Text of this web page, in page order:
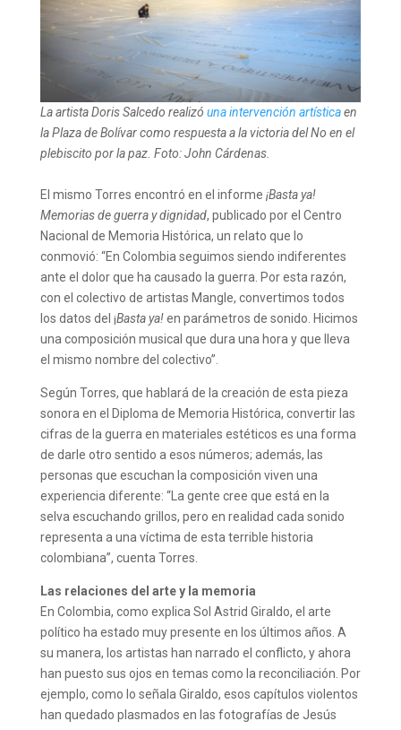
La artista Doris Salcedo realizó una intervención artísticaen
la Plaza de Bolívar como respuesta a la victoria del No en el
plebiscito por la paz. Foto: John Cárdenas.
El mismo Torres encontró en el informe ¡Basta ya!
Memorias de guerra y dignidad, publicado por el Centro
Nacional de Memoria Histórica, un relato que lo
conmovió: “En Colombia seguimos siendo indiferentes
ante el dolor que ha causado la guerra. Por esta razón,
con el colectivo de artistas Mangle, convertimos todos
los datos del ¡Basta ya!en parámetros de sonido. Hicimos
una composición musical que dura una hora y que lleva
el mismo nombre del colectivo”.
Según Torres, que hablará de la creación de esta pieza
sonora en el Diploma de Memoria Histórica, convertir las
cifras de la guerra en materiales estéticos es una forma
de darle otro sentido a esos números; además, las
personas que escuchan la composición viven una
experiencia diferente: “La gente cree que está en la
selva escuchando grillos, pero en realidad cada sonido
representa a una víctima de esta terrible historia
colombiana”, cuenta Torres.
Las relaciones del arte y la memoria
En Colombia, como explica Sol Astrid Giraldo, el arte
político ha estado muy presente en los últimos años. A
su manera, los artistas han narrado el conflicto, y ahora
han puesto sus ojos en temas como la reconciliación. Por
ejemplo, como lo señala Giraldo, esos capítulos violentos
han quedado plasmados en las fotografías de Jesús